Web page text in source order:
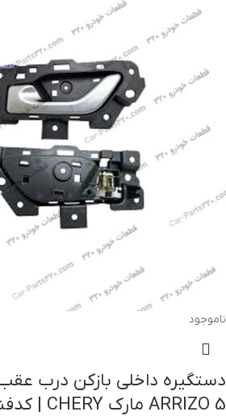
ناموجود
ARRIZO 5 مارک CHERY | کدفنی J60-6205180